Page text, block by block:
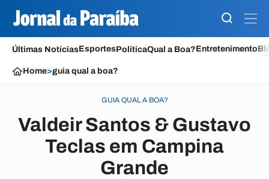
Últimas NotíciasEsportesPolíticaQual a Boa?Entretenimento
Home>guia qual a boa?
GUIA QUAL A BOA?
Valdeir Santos & Gustavo
Teclas em Campina
Grande